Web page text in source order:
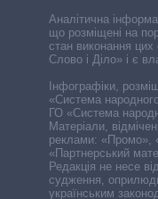
Аналітична
що розміщені на
стан виконання цих
Слово і Діло» і є
Інфографіки,
«Система
ГО «Система
Матеріали,
реклами: «Промо»,
«Партнерський
Редакція не несе
судження,
українським